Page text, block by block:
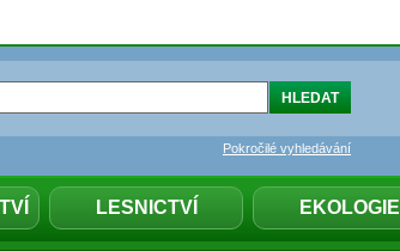
LESNICTVÍ EKOLOGIE
Pokročilé vyhledávání